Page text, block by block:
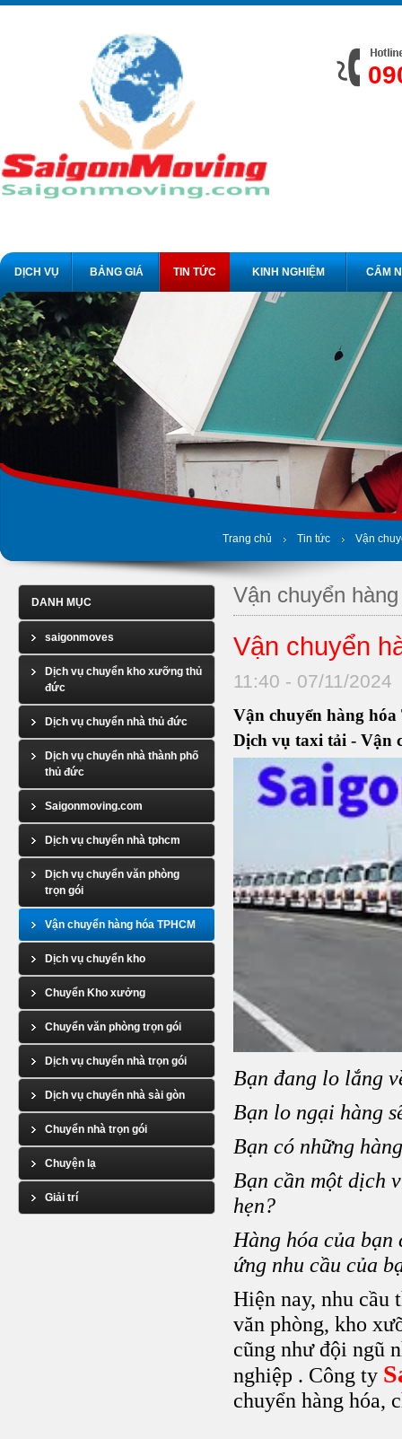
DỊCH VỤ BẢNG GIÁ TIN TỨC KINH NGHIỆM CẨM
Trang chủ Tin tức Vận
DANH MỤC
saigonmoves
Dịch vụ chuyển kho xưỡng thủ
đức
Dịch vụ chuyển nhà thủ đức
Dịch vụ chuyển nhà thành phố
thủ đức
Saigonmoving.com
Dịch vụ chuyển nhà tphcm
Dịch vụ chuyển văn phòng
trọn gói
Vận chuyển hàng hóa TPHCM
Dịch vụ chuyển kho
Chuyển Kho xưởng
Chuyển văn phòng trọn gói
Dịch vụ chuyển nhà trọn gói
Dịch vụ chuyển nhà sài gòn
Chuyển nhà trọn gói
Chuyện lạ
Giải trí
Vận chuyển
Vận chuyển
11:40 - 07/11/2024
Vận chuyển hàng
Dịch vụ taxi tải - Vận
Bạn đang lo lắng
Bạn lo ngại hàng
Bạn có những
Bạn cần một dịch
hẹn?
Hàng hóa của
ứng nhu cầu của
Hiện nay, nhu cầu
văn phòng, kho
cũng như đội ngũ
nghiệp . Công ty
chuyển hàng hóa,